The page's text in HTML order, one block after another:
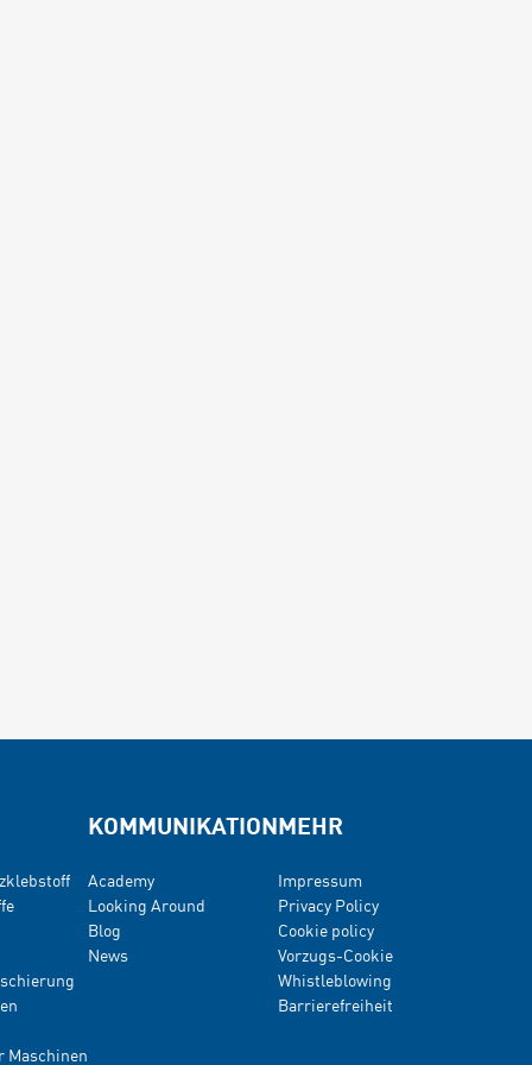
Maschinen
KOMMUNIKATION
Academy
Looking Around
Blog
News
MEHR
Impressum
Privacy Policy
Cookie policy
Vorzugs-Cookie
Whistleblowing
Barrierefreiheit